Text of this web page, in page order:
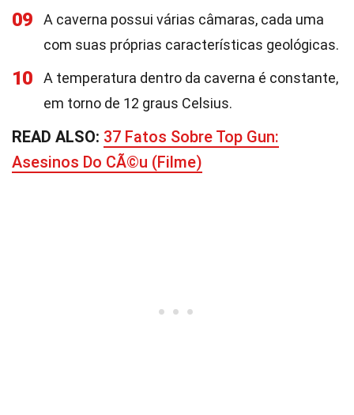
09
A caverna possui várias câmaras, cada uma
com suas próprias características geológicas.
10
A temperatura dentro da caverna é constante,
em torno de 12 graus Celsius.
READ ALSO: 37 Fatos Sobre Top Gun:
Asesinos Do CÃ©u (Filme)